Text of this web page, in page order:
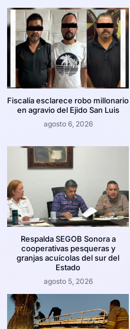
Fiscalía esclarece robo millonario
en agravio del Ejido San Luis
agosto 6, 2026
Respalda SEGOB Sonora a
cooperativas pesqueras y
granjas acuícolas del sur del
Estado
agosto 5, 2026